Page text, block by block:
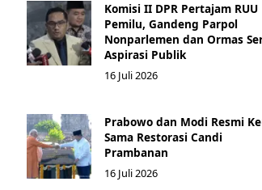
Komisi II DPR Pertajam RUU
Pemilu, Gandeng Parpol
Nonparlemen dan Ormas
Aspirasi Publik
16 Juli 2026
Prabowo dan Modi Resmi
Sama Restorasi Candi
Prambanan
16 Juli 2026